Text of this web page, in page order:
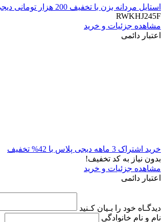
استایل مردانه بزن با تخفیف 200 هزار تومانی دیجی استایل
RWKHJ245F
مشاهده جزئیات و خرید
اعتبار دائمی
خرید اشتراک 3 ماهه دیجی پلاس با 42% تخفیف
بدون نیاز به کد تخفیف!
مشاهده جزئیات و خرید
اعتبار دائمی
دیدگـاه خود را بـیان کـنید
نام و نام خانوادگی